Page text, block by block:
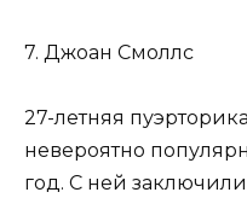
7. Джоан Смоллс
27-летняя
невероятно
год. С ней